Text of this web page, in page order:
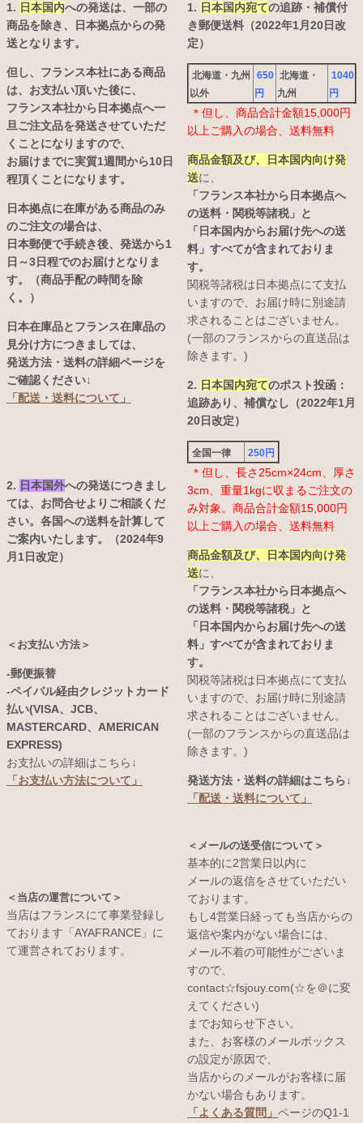
1. 日本国内への発送は、 一部の
商品を除き、日本拠点からの発
送となります。
但し、フランス本社にある商品
は、お支払い頂いた後に、
フランス本社から日本拠点へ一
旦ご注文品を発送させていただ
くことになりますので、
お届けまでに実質1週間から10日
程頂くことになります。
日本拠点に在庫がある商品のみ
のご注文の場合は、
日本郵便で手続き後、発送から1
日～3日程でのお届けとなりま
す。（商品手配の時間を除
く。）
日本在庫品とフランス在庫品の
見分け方につきましては、
発送方法・送料の詳細ページを
ご確認ください↓
「配送・送料について」
2. 日本国外への発送につきまし
ては、お問合せよりご相談くだ
さい。各国への送料を計算して
ご案内いたします。（2024年9
月1日改定）
＜お支払い方法＞
-郵便振替
-ペイパル経由クレジットカード
払い(VISA、JCB、
MASTERCARD、AMERICAN
EXPRESS)
お支払いの詳細はこちら↓
「お支払い方法について」
＜当店の運営について＞
当店はフランスにて事業登録し
ております「AYAFRANCE」に
て運営されております。
1. 日本国内宛ての追跡・補償付
き郵便送料（2022年1月20日改
定）
北海道・九州
以外
650
円
北海道・
九州
1040
円
＊但し、商品合計金額15,000円
以上ご購入の場合、送料無料
商品金額及び、日本国内向け発
送に、
「フランス本社から日本拠点へ
の送料・関税等諸税」と
「日本国内からお届け先への送
料」すべてが含まれておりま
す。
関税等諸税は日本拠点にて支払
いますので、お届け時に別途請
求されることはございません。
(一部のフランスからの直送品は
除きます。)
2. 日本国内宛てのポスト投函：
追跡あり、補償なし（2022年1月
20日改定）
全国一律 250円
＊但し、長さ25cm×24cm、厚さ
3cm、重量1kgに収まるご注文の
み対象。商品合計金額15,000円
以上ご購入の場合、送料無料
商品金額及び、日本国内向け発
送に、
「フランス本社から日本拠点へ
の送料・関税等諸税」と
「日本国内からお届け先への送
料」すべてが含まれておりま
す。
関税等諸税は日本拠点にて支払
いますので、お届け時に別途請
求されることはございません。
(一部のフランスからの直送品は
除きます。)
発送方法・送料の詳細はこちら↓
「配送・送料について」
＜メールの送受信について＞
基本的に2営業日以内に
メールの返信をさせていただい
ております。
もし4営業日経っても当店からの
返信や案内がない場合には、
メール不着の可能性がございま
すので、
contact☆fsjouy.com(☆を＠に変
えてください)
までお知らせ下さい。
また、お客様のメールボックス
の設定が原因で、
当店からのメールがお客様に届
かない場合もあります。
「よくある質問」 ページのQ1-1